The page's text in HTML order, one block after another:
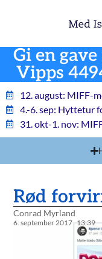
Gi en gave
Vipps
12. august: MIFF-
4.-6. sep: Hyttetur
31. okt-1. nov:
Rød
Conrad Myrland
6. september 2017 13:39